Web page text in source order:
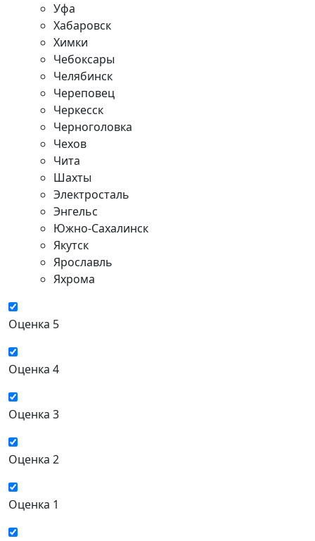
Уфа
Хабаровск
Химки
Чебоксары
Челябинск
Череповец
Черкесск
Черноголовка
Чехов
Чита
Шахты
Электросталь
Энгельс
Южно-Сахалинск
Якутск
Ярославль
Яхрома
Оценка 5
Оценка 4
Оценка 3
Оценка 2
Оценка 1